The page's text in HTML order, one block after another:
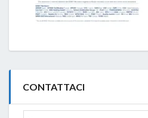
CONTATTACI